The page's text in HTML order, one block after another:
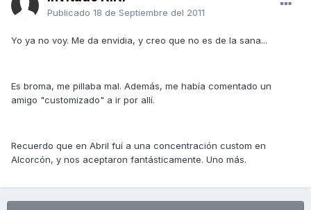
Publicado 18 de Septiembre del 2011
Yo ya no voy. Me da envidia, y creo que no es de la sana...
Es broma, me pillaba mal. Además, me había comentado un
amigo "customizado" a ir por allí.
Recuerdo que en Abril fuí a una concentración custom en
Alcorcón, y nos aceptaron fantásticamente. Uno más.